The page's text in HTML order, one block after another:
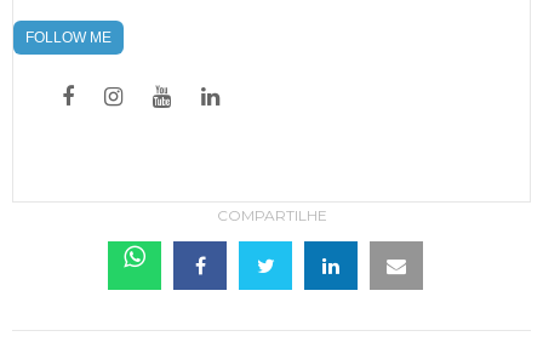
FOLLOW ME
COMPARTILHE